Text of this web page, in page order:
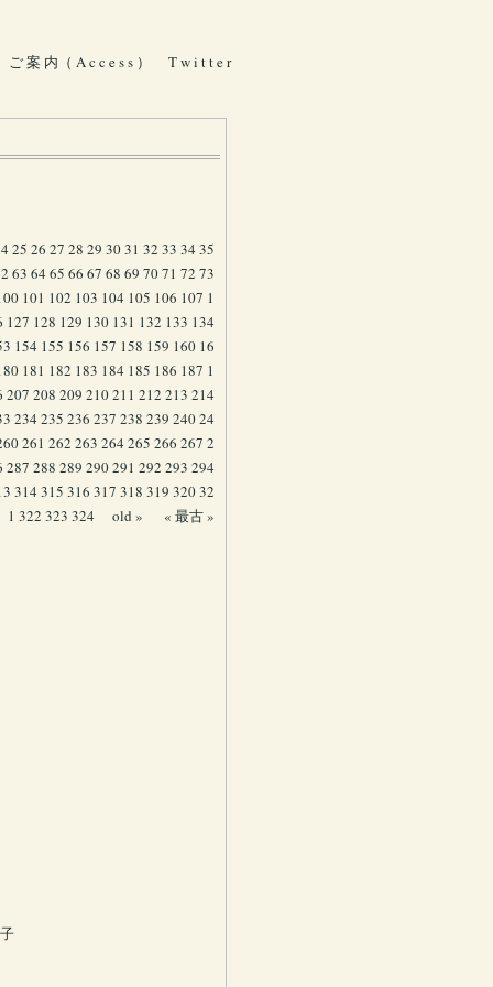
ご 案 内（ A c c e s s ） T w i t t e r
25 26 27 28 29 3031 32 33 34 35
63 64 65 66 67 68 69 7071 72 73
101 102 103 104 105 106 107 1
127 128 129 130 131 132 133 134
154 155 156 157 158 159 160 16
181 182 183 184 185 186 187 1
207 208 209 210211 212 213 214
234 235 236 237 238 239 24024
261 262 263 264 265 266 267 2
287 288 289 290291 292 293 294
314 315 316 317 318 319 32032
1 322 323 324 old » « 最古 »